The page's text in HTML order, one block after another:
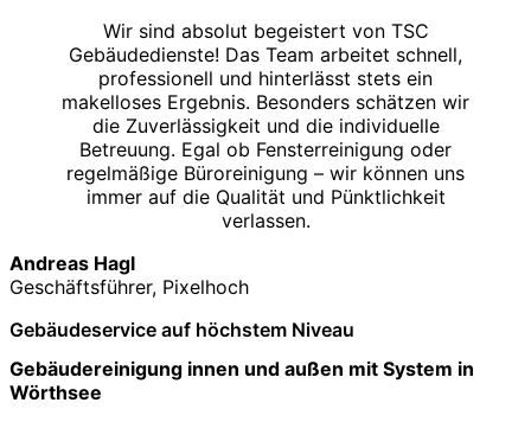
Wir sind absolut begeistert von TSC
Gebäudedienste! Das Team arbeitet schnell,
professionell und hinterlässt stets ein
makelloses Ergebnis. Besonders schätzen wir
die Zuverlässigkeit und die individuelle
Betreuung. Egal ob Fensterreinigung oder
regelmäßige Büroreinigung – wir können uns
immer auf die Qualität und Pünktlichkeit
verlassen.
Andreas Hagl
Geschäftsführer, Pixelhoch
Gebäudeservice auf höchstem Niveau
Gebäudereinigung innen und außen mit System in
Wörthsee